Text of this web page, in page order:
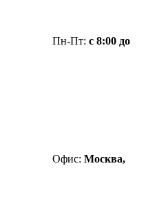
Пн-Пт: с 8:00 до
Офис: Москва,